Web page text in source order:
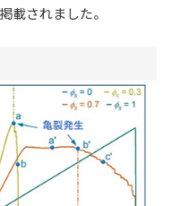
載されました。